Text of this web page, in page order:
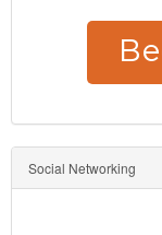
Social Networking